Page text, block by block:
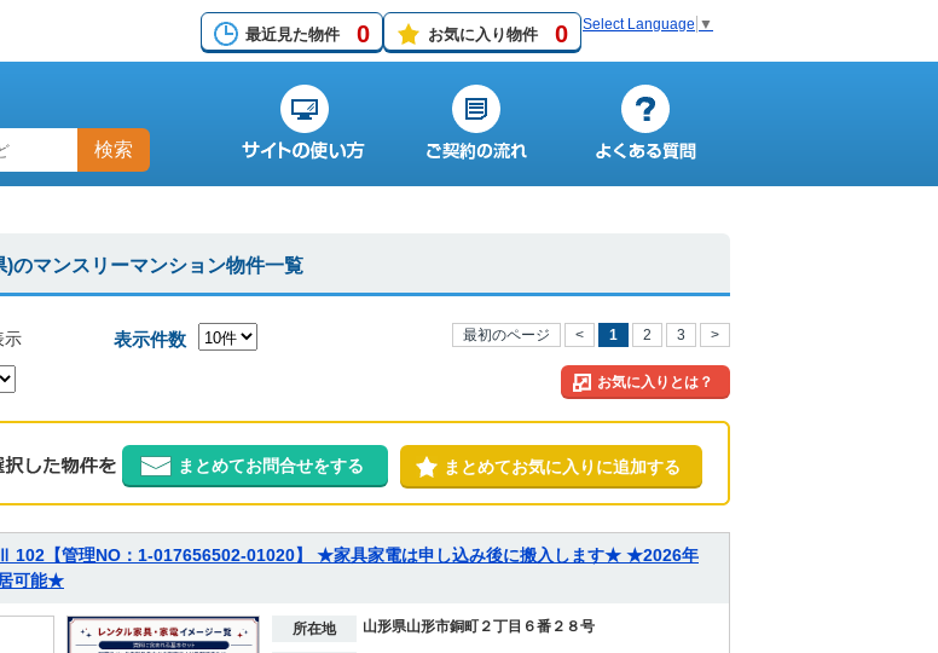
最近見た物件 0 お気に入り物件 0 Select Language ▼
検索
)のマンスリーマンション物件一覧
示 表示件数 最初のページ < 1 2 3 >
お気に入りとは？
まとめてお問合せをする まとめてお気に入りに追加する
102【管理NO：1-017656502-01020】 ★家具家電は申し込み後に搬入します★ ★2026年
可能★
所在地 山形県山形市銅町２丁目６番２８号